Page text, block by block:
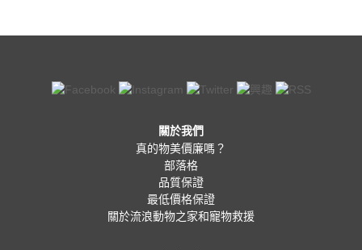
關於我們
真的物美價廉嗎？
部落格
品質保證
最低價格保證
關於流浪動物之家和寵物救援